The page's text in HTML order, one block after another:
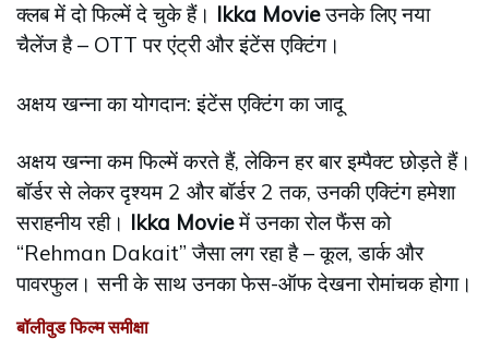
क्लब में दो फिल्में दे चुके हैं। Ikka Movieउनके लिए नया
चैलेंज है – OTT पर एंट्री और इंटेंस एक्टिंग।
अक्षय खन्ना का योगदान: इंटेंस एक्टिंग का जादू
अक्षय खन्ना कम फिल्में करते हैं, लेकिन हर बार इम्पैक्ट छोड़ते हैं।
बॉर्डर से लेकर दृश्यम 2 और बॉर्डर 2 तक, उनकी एक्टिंग हमेशा
सराहनीय रही। Ikka Movieमें उनका रोल फैंस को
“Rehman Dakait” जैसा लग रहा है – कूल, डार्क और
पावरफुल। सनी के साथ उनका फेस-ऑफ देखना रोमांचक होगा।
बॉलीवुड फिल्म समीक्षा